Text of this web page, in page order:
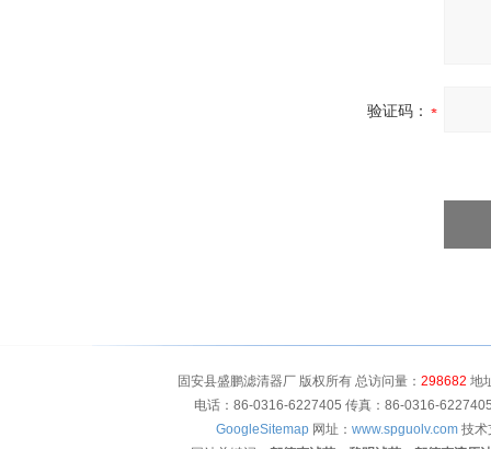
验证码：
固安县盛鹏滤清器厂 版权所有 总访问量： 298682 地
电话：86-0316-6227405 传真：86-0316-
GoogleSitemap 网址： www.spguolv.com 技术